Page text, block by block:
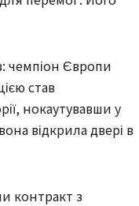
чемпіон Європи
став
нокаутувавши у
відкрила двері в
контракт з